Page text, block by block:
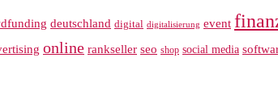
deutschland digital digitalisierung event
online rankseller seo shop social media